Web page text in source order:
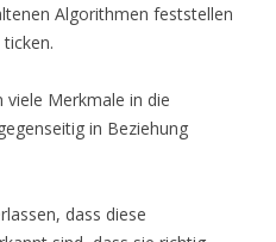
Algorithmen feststellen
viele Merkmale in die
in Beziehung
dass diese